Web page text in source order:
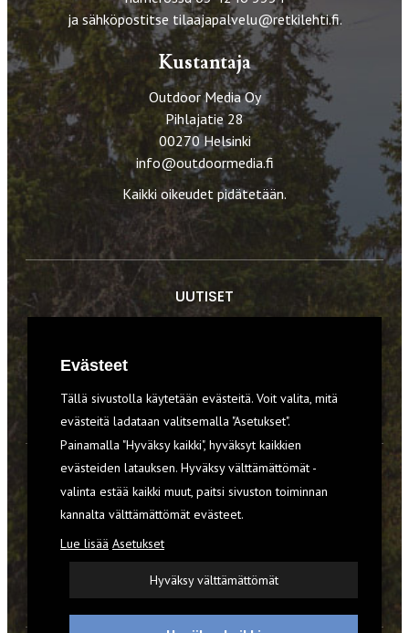
ja sähköpostitse tilaajapalvelu@retkilehti.fi.
Kustantaja
Outdoor Media Oy
Pihlajatie 28
00270 Helsinki
info@outdoormedia.fi
Kaikki oikeudet pidätetään.
UUTISET
VARUSTEET
TILAA RETKI-LEHTI
YHTEYSTIEDOT
REKISTERISELOSTE
EVÄSTEET
Evästeet
Tällä sivustolla käytetään evästeitä. Voit valita, mitä
evästeitä ladataan valitsemalla "Asetukset".
Painamalla "Hyväksy kaikki", hyväksyt kaikkien
evästeiden latauksen. Hyväksy välttämättömät -
valinta estää kaikki muut, paitsi sivuston toiminnan
kannalta välttämättömät evästeet.
Lue lisää Asetukset
Hyväksy välttämättömät